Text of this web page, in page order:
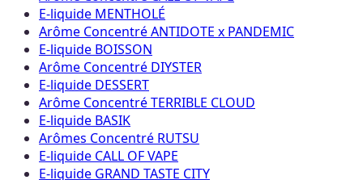
E-liquide MENTHOLÉ
Arôme Concentré ANTIDOTE x PANDEMIC
E-liquide BOISSON
Arôme Concentré DIYSTER
E-liquide DESSERT
Arôme Concentré TERRIBLE CLOUD
E-liquide BASIK
Arômes Concentré RUTSU
E-liquide CALL OF VAPE
E-liquide GRAND TASTE CITY